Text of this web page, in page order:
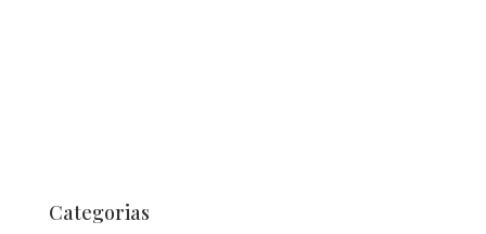
Categorias